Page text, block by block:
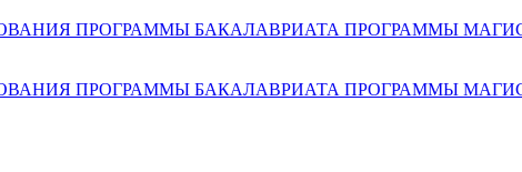
ПРОГРАММЫ БАКАЛАВРИАТА ПРОГРАММЫ
ПРОГРАММЫ БАКАЛАВРИАТА ПРОГРАММЫ